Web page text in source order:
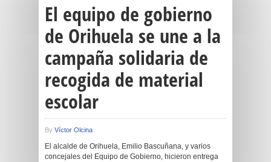
El equipo de gobierno
de Orihuela se une a la
campaña solidaria de
recogida de material
escolar
By Víctor Olcina
El alcalde de Orihuela, Emilio Bascuñana, y varios
concejales del Equipo de Gobierno, hicieron entrega